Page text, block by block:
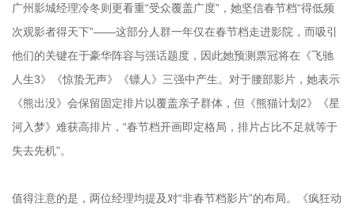
广州影城经理冷冬则更看重“受众覆盖广度”，她坚信春节档“得低频
次观影者得天下”——这部分人群一年仅在春节档走进影院，而吸引
他们的关键在于豪华阵容与强话题度，因此她预测票冠将在《飞驰
人生3》《惊蛰无声》《镖人》三强中产生。对于腰部影片，她表示
《熊出没》会保留固定排片以覆盖亲子群体，但《熊猫计划2》《星
河入梦》难获高排片，“春节档开画即定格局，排片占比不足就等于
失去先机”。
值得注意的是，两位经理均提及对“非春节档影片”的布局。《疯狂动